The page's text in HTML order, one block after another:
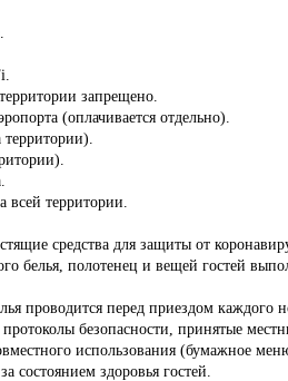
запрещено.
(оплачивается отдельно).
территории.
средства для защиты от
белья, полотенец и вещей гостей
проводится перед приездом каждого
безопасности, принятые
использования (бумажное
состоянием здоровья гостей.